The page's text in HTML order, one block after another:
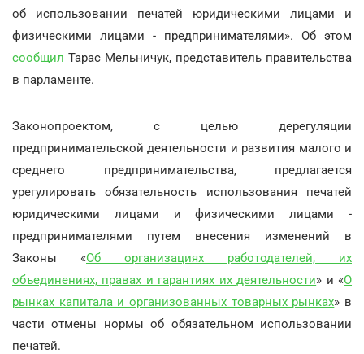
об использовании печатей юридическими лицами и
физическими лицами - предпринимателями». Об этом
сообщил Тарас Мельничук, представитель правительства
в парламенте.
Законопроектом, с целью дерегуляции
предпринимательской деятельности и развития малого и
среднего предпринимательства, предлагается
урегулировать обязательность использования печатей
юридическими лицами и физическими лицами -
предпринимателями путем внесения изменений в
Законы «Об организациях работодателей, их
объединениях, правах и гарантиях их деятельности» и «О
рынках капитала и организованных товарных рынках» в
части отмены нормы об обязательном использовании
печатей.